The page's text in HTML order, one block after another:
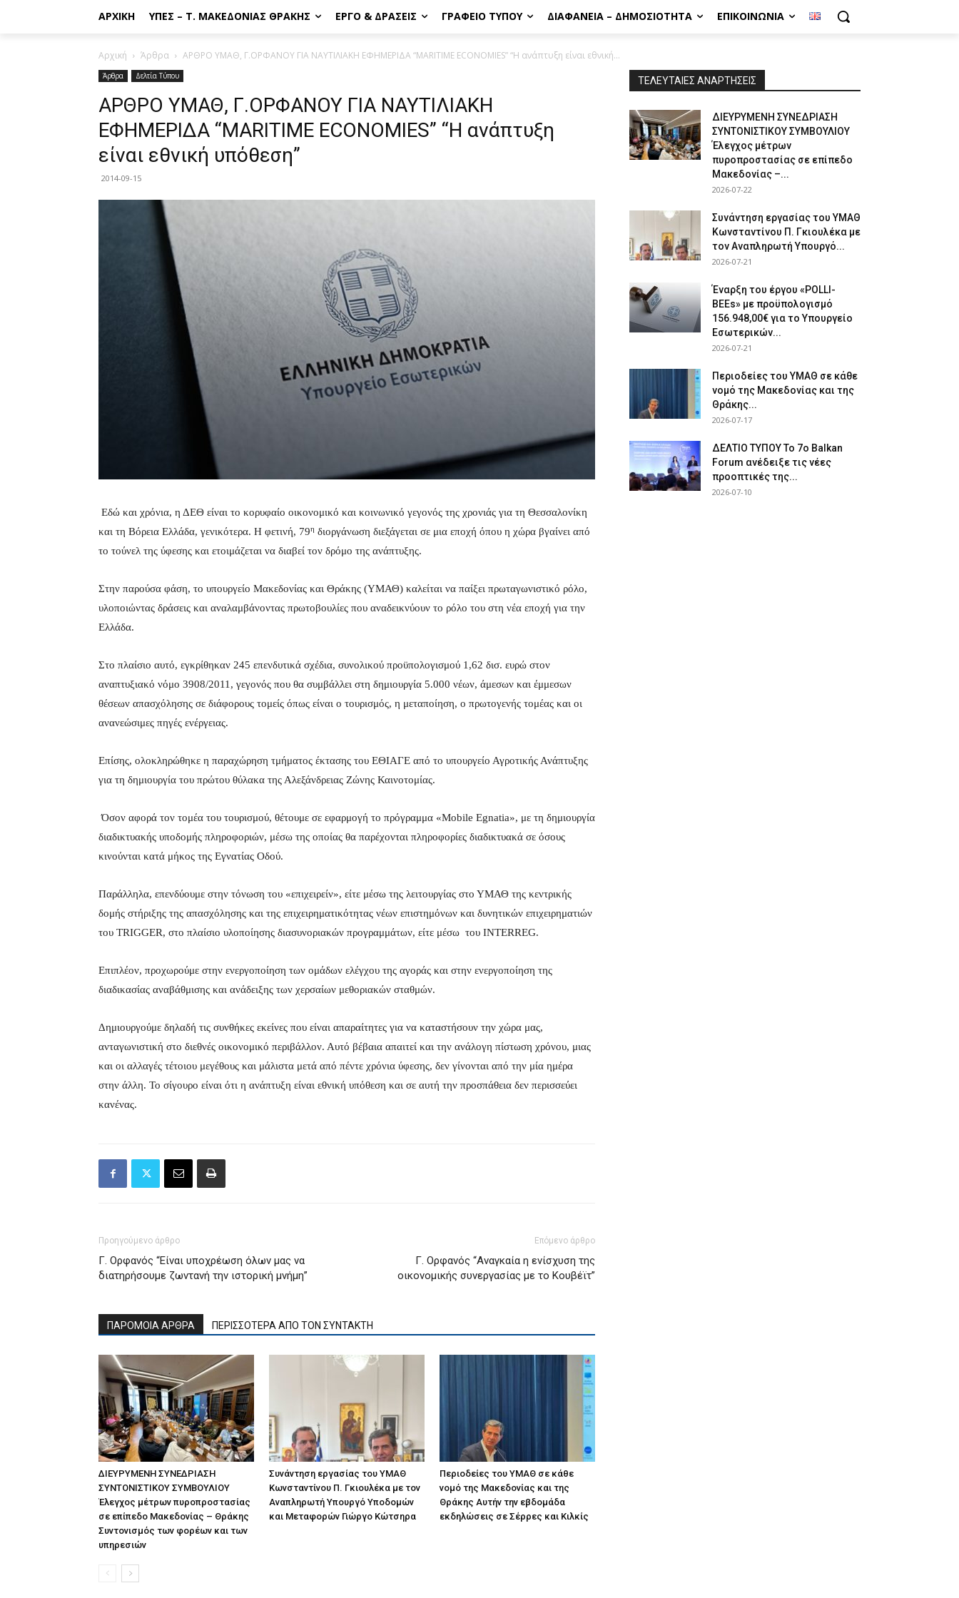
ΑΡΧΙΚΉ ΥΠΕΣ – Τ. ΜΑΚΕΔΟΝΊΑΣ ΘΡΆΚΗΣ ΈΡΓΟ & ΔΡΆΣΕΙΣ ΓΡΑΦΕΊΟ ΤΎΠΟΥ ΔΙΑΦΆΝΕΙΑ – ΔΗΜΟΣΙΌΤΗΤΑ ΕΠΙΚΟΙΝΩΝΊΑ
Αρχική Άρθρα ΑΡΘΡΟ ΥΜΑΘ, Γ.ΟΡΦΑΝΟΥ ΓΙΑ ΝΑΥΤΙΛΙΑΚΗ ΕΦΗΜΕΡΙΔΑ “MARITIME ECONOMIES” “Η ανάπτυξη είναι εθνική...
Άρθρα Δελτία Τύπου
ΑΡΘΡΟ ΥΜΑΘ, Γ.ΟΡΦΑΝΟΥ ΓΙΑ ΝΑΥΤΙΛΙΑΚΗ
ΕΦΗΜΕΡΙΔΑ “MARITIME ECONOMIES” “Η ανάπτυξη
είναι εθνική υπόθεση”
2014-09-15
Εδώ και χρόνια, η ΔΕΘ είναι το κορυφαίο οικονομικό και κοινωνικό γεγονός της χρονιάς για τη Θεσσαλονίκη
και τη Βόρεια Ελλάδα, γενικότερα. Η φετινή, 79η διοργάνωση διεξάγεται σε μια εποχή όπου η χώρα βγαίνει από
το τούνελ της ύφεσης και ετοιμάζεται να διαβεί τον δρόμο της ανάπτυξης.
Στην παρούσα φάση, το υπουργείο Μακεδονίας και Θράκης (ΥΜΑΘ) καλείται να παίξει πρωταγωνιστικό ρόλο,
υλοποιώντας δράσεις και αναλαμβάνοντας πρωτοβουλίες που αναδεικνύουν το ρόλο του στη νέα εποχή για την
Ελλάδα.
Στο πλαίσιο αυτό, εγκρίθηκαν 245 επενδυτικά σχέδια, συνολικού προϋπολογισμού 1,62 δισ. ευρώ στον
αναπτυξιακό νόμο 3908/2011, γεγονός που θα συμβάλλει στη δημιουργία 5.000 νέων, άμεσων και έμμεσων
θέσεων απασχόλησης σε διάφορους τομείς όπως είναι ο τουρισμός, η μεταποίηση, ο πρωτογενής τομέας και οι
ανανεώσιμες πηγές ενέργειας.
Επίσης, ολοκληρώθηκε η παραχώρηση τμήματος έκτασης του ΕΘΙΑΓΕ από το υπουργείο Αγροτικής Ανάπτυξης
για τη δημιουργία του πρώτου θύλακα της Αλεξάνδρειας Ζώνης Καινοτομίας.
Όσον αφορά τον τομέα του τουρισμού, θέτουμε σε εφαρμογή το πρόγραμμα «Mobile Egnatia», με τη δημιουργία
διαδικτυακής υποδομής πληροφοριών, μέσω της οποίας θα παρέχονται πληροφορίες διαδικτυακά σε όσους
κινούνται κατά μήκος της Εγνατίας Οδού.
Παράλληλα, επενδύουμε στην τόνωση του «επιχειρείν», είτε μέσω της λειτουργίας στο ΥΜΑΘ της κεντρικής
δομής στήριξης της απασχόλησης και της επιχειρηματικότητας νέων επιστημόνων και δυνητικών επιχειρηματιών
του ΤRIGGER, στο πλαίσιο υλοποίησης διασυνοριακών προγραμμάτων, είτε μέσω του INTERREG.
Επιπλέον, προχωρούμε στην ενεργοποίηση των ομάδων ελέγχου της αγοράς και στην ενεργοποίηση της
διαδικασίας αναβάθμισης και ανάδειξης των χερσαίων μεθοριακών σταθμών.
Δημιουργούμε δηλαδή τις συνθήκες εκείνες που είναι απαραίτητες για να καταστήσουν την χώρα μας,
ανταγωνιστική στο διεθνές οικονομικό περιβάλλον. Αυτό βέβαια απαιτεί και την ανάλογη πίστωση χρόνου, μιας
και οι αλλαγές τέτοιου μεγέθους και μάλιστα μετά από πέντε χρόνια ύφεσης, δεν γίνονται από την μία ημέρα
στην άλλη. Το σίγουρο είναι ότι η ανάπτυξη είναι εθνική υπόθεση και σε αυτή την προσπάθεια δεν περισσεύει
κανένας.
Προηγούμενο άρθρο
Γ. Ορφανός “Είναι υποχρέωση όλων μας να
διατηρήσουμε ζωντανή την ιστορική μνήμη”
Επόμενο άρθρο
Γ. Ορφανός “Αναγκαία η ενίσχυση της
οικονομικής συνεργασίας με το Κουβέϊτ”
ΠΑΡΟΜΟΙΑ ΑΡΘΡΑ ΠΕΡΙΣΣΟΤΕΡΑ ΑΠΟ ΤΟΝ ΣΥΝΤΑΚΤΗ
ΔΙΕΥΡΥΜΕΝΗ ΣΥΝΕΔΡΙΑΣΗ
ΣΥΝΤΟΝΙΣΤΙΚΟΥ ΣΥΜΒΟΥΛΙΟΥ
Έλεγχος μέτρων πυροπροστασίας
σε επίπεδο Μακεδονίας – Θράκης
Συντονισμός των φορέων και των
υπηρεσιών
Συνάντηση εργασίας του ΥΜΑΘ
Κωνσταντίνου Π. Γκιουλέκα με τον
Αναπληρωτή Υπουργό Υποδομών
και Μεταφορών Γιώργο Κώτσηρα
Περιοδείες του ΥΜΑΘ σε κάθε
νομό της Μακεδονίας και της
Θράκης Αυτήν την εβδομάδα
εκδηλώσεις σε Σέρρες και Κιλκίς
ΤΕΛΕΥΤΑΙΕΣ ΑΝΑΡΤΗΣΕΙΣ
ΔΙΕΥΡΥΜΕΝΗ ΣΥΝΕΔΡΙΑΣΗ
ΣΥΝΤΟΝΙΣΤΙΚΟΥ ΣΥΜΒΟΥΛΙΟΥ
Έλεγχος μέτρων
πυροπροστασίας σε επίπεδο
Μακεδονίας –...
2026-07-22
Συνάντηση εργασίας του ΥΜΑΘ
Κωνσταντίνου Π. Γκιουλέκα με
τον Αναπληρωτή Υπουργό...
2026-07-21
Έναρξη του έργου «POLLI-
BEEs» με προϋπολογισμό
156.948,00€ για το Υπουργείο
Εσωτερικών...
2026-07-21
Περιοδείες του ΥΜΑΘ σε κάθε
νομό της Μακεδονίας και της
Θράκης...
2026-07-17
ΔΕΛΤΙΟ ΤΥΠΟΥ Το 7ο Balkan
Forum ανέδειξε τις νέες
προοπτικές της...
2026-07-10